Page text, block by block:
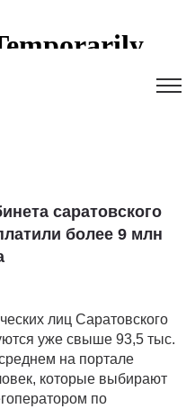
саратовского
более 9 млн
лиц Саратовского
уже свыше 93,5 тыс.
на портале
которые выбирают
по